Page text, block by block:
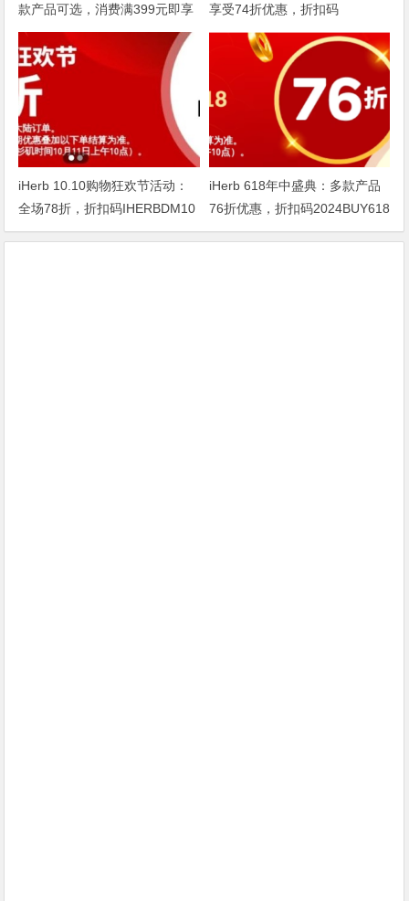
款产品可选，消费满399元即享
75折
享受74折优惠，折扣码
DOUBLE1124
iHerb 10.10购物狂欢节活动：
全场78折，折扣码IHERBDM10
iHerb 618年中盛典：多款产品
76折优惠，折扣码2024BUY618